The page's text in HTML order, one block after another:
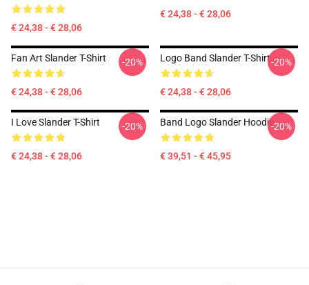
€ 24,38 - € 28,06
€ 24,38 - € 28,06
Fan Art Slander T-Shirt
€ 24,38 - € 28,06
-20% Logo Band Slander T-Shirt
€ 24,38 - € 28,06
-20%
I Love Slander T-Shirt
€ 24,38 - € 28,06
-20% Band Logo Slander Hoodie
€ 39,51 - € 45,95
-20%